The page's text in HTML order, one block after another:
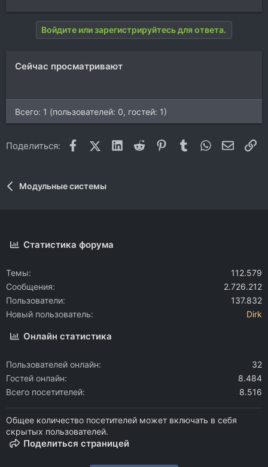
Войдите или зарегистрируйтесь для ответа.
Сейчас просматривают
Всего: 1 (пользователей: 0, гостей: 1)
Поделиться: FacebookX (Twitter)
LinkedIn
Reddit Pinterest
Tumblr WhatsApp
Модульные системы
Статистика форума
Темы
112.579
Сообщения
2.726.212
Пользователи
137.832
Новый пользователь
Dirk
Онлайн статистика
Пользователей онлайн
32
Гостей онлайн
8.484
Всего посетителей
8.516
Общее количество посетителей может включать в себя
скрытых пользователей.
Поделиться страницей